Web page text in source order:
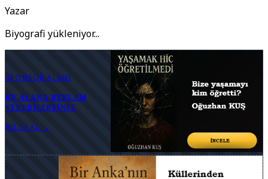
Yazar
Biyografi yükleniyor...
SPONSOR ALANI
BU ALANA REKLAM
VEREBILIRSINIZ
BILGI AL →